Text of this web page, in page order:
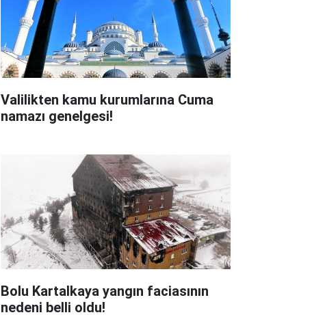
Valilikten kamu kurumlarına Cuma
namazı genelgesi!
Bolu Kartalkaya yangın faciasının
nedeni belli oldu!